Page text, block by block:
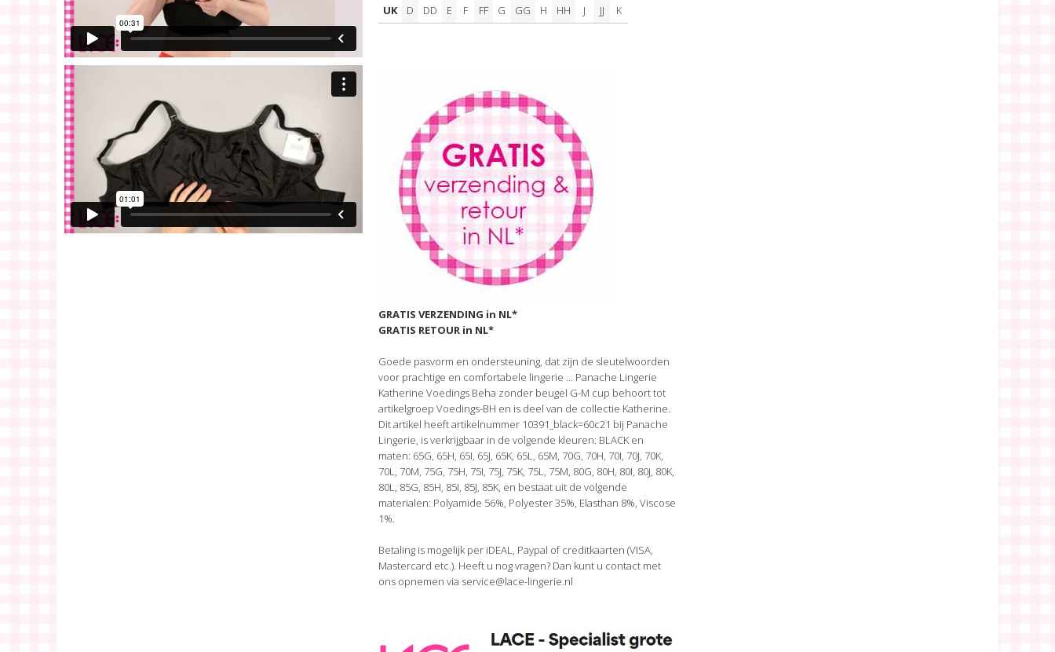
UK
D DD E F FF G GG H HH J JJ K
GRATIS VERZENDING in NL*
GRATIS RETOUR in NL*
Goede pasvorm en ondersteuning, dat zijn de sleutelwoorden
voor prachtige en comfortabele lingerie ... Panache Lingerie
Katherine Voedings Beha zonder beugel G-M cup behoort tot
artikelgroep Voedings-BH en is deel van de collectie Katherine.
Dit artikel heeft artikelnummer 10391_black=60c21 bij Panache
Lingerie, is verkrijgbaar in de volgende kleuren: BLACK en
maten: 65G, 65H, 65I, 65J, 65K, 65L, 65M, 70G, 70H, 70I, 70J, 70K,
70L, 70M, 75G, 75H, 75I, 75J, 75K, 75L, 75M, 80G, 80H, 80I, 80J, 80K,
80L, 85G, 85H, 85I, 85J, 85K, en bestaat uit de volgende
materialen: Polyamide 56%, Polyester 35%, Elasthan 8%, Viscose
1%.
Betaling is mogelijk per iDEAL, Paypal of creditkaarten (VISA,
Mastercard etc.). Heeft u nog vragen? Dan kunt u contact met
ons opnemen via service@lace-lingerie.nl